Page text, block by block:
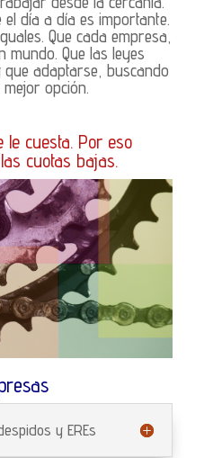
día a día es importante.
Que cada empresa,
mundo. Que las leyes
adaptarse, buscando
opción.
le cuesta. Por eso
cuotas bajas.
y EREs